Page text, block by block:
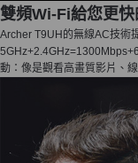
雙頻Wi-Fi給您更
Archer T9UH的無線AC技術
動：像是觀看高畫質影片、